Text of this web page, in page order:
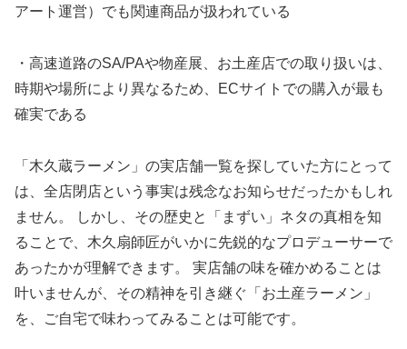
アート運営）でも関連商品が扱われている
・高速道路のSA/PAや物産展、お土産店での取り扱いは、
時期や場所により異なるため、ECサイトでの購入が最も
確実である
「木久蔵ラーメン」の実店舗一覧を探していた方にとって
は、全店閉店という事実は残念なお知らせだったかもしれ
ません。 しかし、その歴史と「まずい」ネタの真相を知
ることで、木久扇師匠がいかに先鋭的なプロデューサーで
あったかが理解できます。 実店舗の味を確かめることは
叶いませんが、その精神を引き継ぐ「お土産ラーメン」
を、ご自宅で味わってみることは可能です。